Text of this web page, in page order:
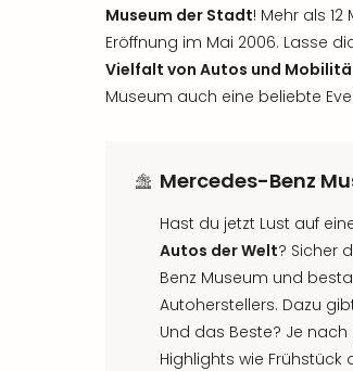
Museum der Stadt! Mehr als
Eröffnung im Mai 2006. Lasse
Vielfalt von Autos und
Museum auch eine beliebte
Mercedes-Benz
Hast du jetzt Lust auf
Autos der Welt? Sicher
Benz Museum und
Autoherstellers. Dazu
Und das Beste? Je
Highlights wie Frühstück